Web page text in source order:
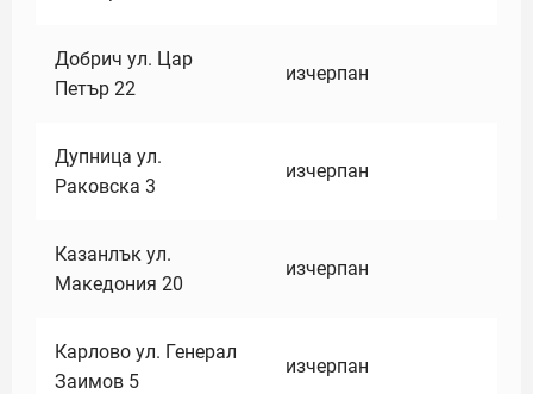
Добрич ул. Цар
Петър 22
изчерпан
Дупница ул.
Раковска 3
изчерпан
Казанлък ул.
Македония 20
изчерпан
Карлово ул. Генерал
Заимов 5
изчерпан